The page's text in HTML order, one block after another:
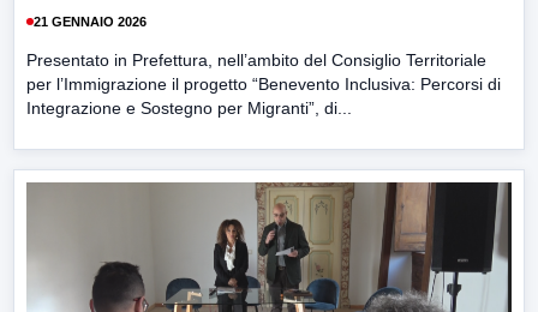
21 GENNAIO 2026
Presentato in Prefettura, nell’ambito del Consiglio Territoriale
per l’Immigrazione il progetto “Benevento Inclusiva: Percorsi di
Integrazione e Sostegno per Migranti”, di...